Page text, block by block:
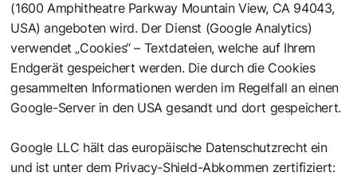
(1600 Amphitheatre Parkway Mountain View, CA 94043,
USA) angeboten wird. Der Dienst (Google Analytics)
verwendet „Cookies“ – Textdateien, welche auf Ihrem
Endgerät gespeichert werden. Die durch die Cookies
gesammelten Informationen werden im Regelfall an einen
Google-Server in den USA gesandt und dort gespeichert.
Google LLC hält das europäische Datenschutzrecht ein
und ist unter dem Privacy-Shield-Abkommen zertifiziert: